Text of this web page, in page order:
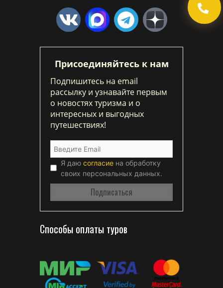
Присоединяйтесь к нам
Подпишитесь на email
рассылку и узнавайте первым
о новостях туризма и о
интересных и выгодных
путешествиях!
Я даю согласие на обработку
своих персональных данных.
Способы оплаты туров